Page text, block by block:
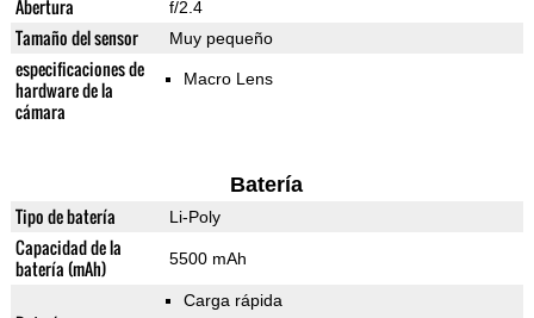
Abertura f/2.4
Tamaño del sensor Muy pequeño
especificaciones de
hardware de la
cámara
Macro Lens
Batería
Tipo de batería Li-Poly
Capacidad de la
batería (mAh)
5500 mAh
Carga rápida